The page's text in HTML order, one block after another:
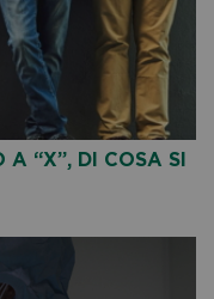
A “X”, DI COSA SI